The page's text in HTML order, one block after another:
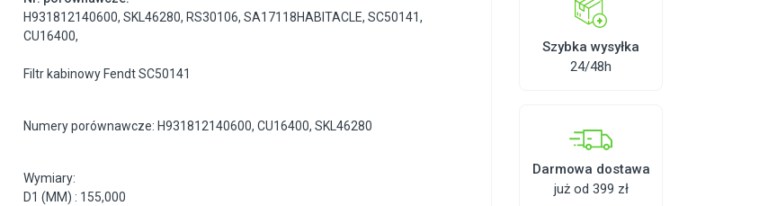
H931812140600,SKL46280, RS30106,SA17118HABITACLE,SC50141,
CU16400,
Filtr kabinowy Fendt SC50141
Numery porównawcze: H931812140600, CU16400, SKL46280
Wymiary:
D1 (MM) : 155,000
Szybka wysyłka
24/48h
Darmowa dostawa
już od 399 zł